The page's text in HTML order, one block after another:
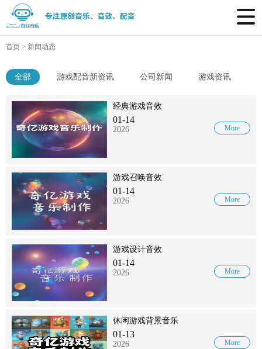
首页 > 新闻动态
全部 游戏配音新资讯 公司新闻 游戏资讯
经典游戏音效
01-14
2026 More
游戏召唤音效
01-14
2026 More
游戏设计音效
01-14
2026 More
休闲游戏背景音乐
01-13
2026 More